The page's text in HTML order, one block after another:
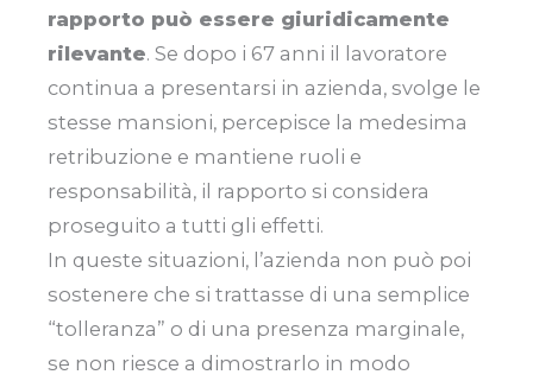
rapporto può essere giuridicamente
rilevante. Se dopo i 67 anni il lavoratore
continua a presentarsi in azienda, svolge le
stesse mansioni, percepisce la medesima
retribuzione e mantiene ruoli e
responsabilità, il rapporto si considera
proseguito a tutti gli effetti.
In queste situazioni, l’azienda non può poi
sostenere che si trattasse di una semplice
“tolleranza” o di una presenza marginale,
se non riesce a dimostrarlo in modo